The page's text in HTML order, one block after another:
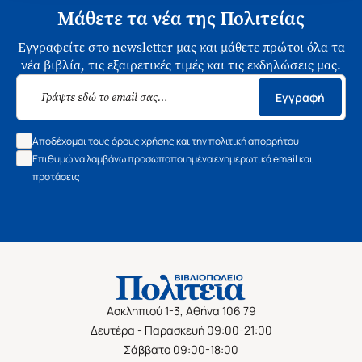
Μάθετε τα νέα της Πολιτείας
Εγγραφείτε στο newsletter μας και μάθετε πρώτοι όλα τα
νέα βιβλία, τις εξαιρετικές τιμές και τις εκδηλώσεις μας.
Εγγραφή
Αποδέχομαι τους όρους χρήσης και την πολιτική απορρήτου
Επιθυμώ να λαμβάνω προσωποποιημένα ενημερωτικά email και
προτάσεις
Ασκληπιού 1-3, Αθήνα 106 79
Δευτέρα - Παρασκευή 09:00-21:00
Σάββατο 09:00-18:00